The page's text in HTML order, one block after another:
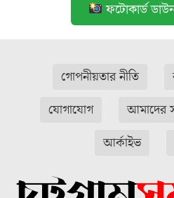
ফটোকার্ড
গোপনীয়তার নীতি
যোগাযোগ
আমাদের
আর্কাইভ